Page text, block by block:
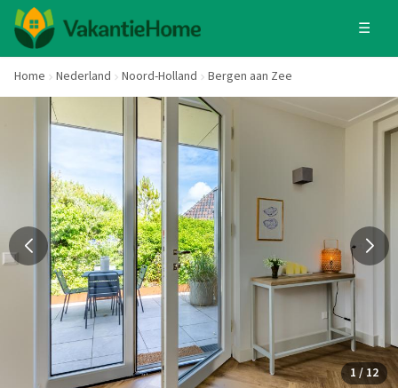
☰
Home Nederland Noord-Holland Bergen aan Zee
1 / 12